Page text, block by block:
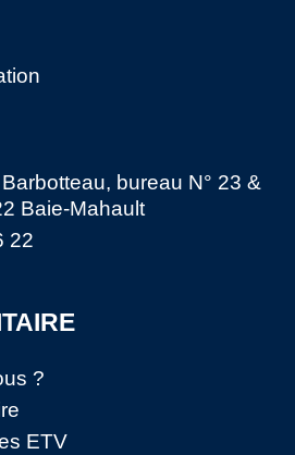
bureau N° 23 &
Baie-Mahault
22
?
ETV